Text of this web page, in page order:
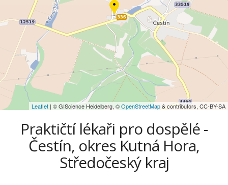
Leaflet | © GIScience Heidelberg, ©OpenStreetMap& contributors, CC-BY-SA
Praktičtí lékaři pro dospělé -
Čestín, okres Kutná Hora,
Středočeský kraj